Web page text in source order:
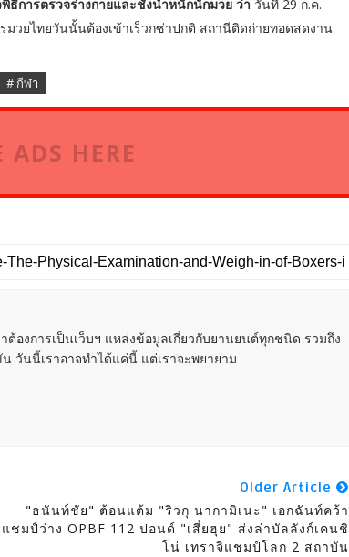
ธีการตรวจร่างกายและชั่งน้ำหนักนักมวย ว่า วันที่ 29 ก.ค.
มวยไทยวันนั้นต้องเข้าเร็วกซ่าปกติ สถานีติดถ่ายทอดสดงาน
# กีฬา
ADS HERE
ต้องการเป็นเว็บฯ แหล่งข้อมูลเกี่ยวกับยานยนต์ทุกชนิด รวมถึง
นนี้เราอาจทำได้แค่นี้ แต่เราจะพยายาม
Older Article
"ธนันท์ชัย" ต้อนแต้ม "ริวกุ นากามิเนะ" เอกฉันท์คว้า
แชมป์ว่าง OPBF 112 ปอนด์ "เสี่ยฮุย" ส่งล่าบัลลังก์เคนชิ
โน่ เทราจิแชมป์โลก 2 สถาบัน